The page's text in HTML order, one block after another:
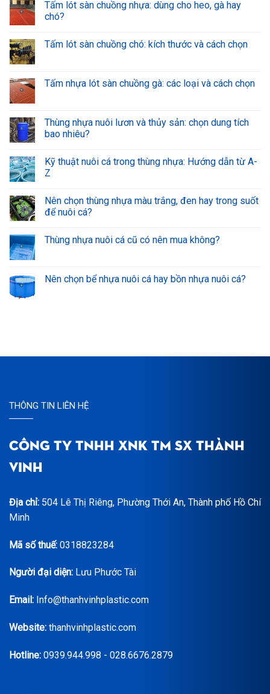
Tấm lót sàn chuồng nhựa: dùng cho heo, gà hay
chó?
Tấm lót sàn chuồng chó: kích thước và cách chọn
Tấm nhựa lót sàn chuồng gà: các loại và cách chọn
Thùng nhựa nuôi lươn và thủy sản: chọn dung tích
bao nhiêu?
Kỹ thuật nuôi cá trong thùng nhựa: Hướng dẫn từ A-
Z
Nên chọn thùng nhựa màu trắng, đen hay trong suốt
để nuôi cá?
Thùng nhựa nuôi cá cũ có nên mua không?
Nên chọn bể nhựa nuôi cá hay bồn nhựa nuôi cá?
THÔNG TIN LIÊN HỆ
CÔNG TY TNHH XNK TM SX THÀNH
VINH
Địa chỉ: 504 Lê Thị Riêng, Phường Thới An, Thành phố Hồ Chí
Minh
Mã số thuế: 0318823284
Người đại diện: Lưu Phước Tài
Email: Info@thanhvinhplastic.com
Website: thanhvinhplastic.com
Hotline: 0939.944.998 - 028.6676.2879